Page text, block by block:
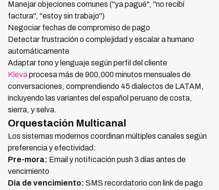
Manejar objeciones comunes ("ya pagué", "no recibí
factura", "estoy sin trabajo")
Negociar fechas de compromiso de pago
Detectar frustración o complejidad y escalar a humano
automáticamente
Adaptar tono y lenguaje según perfil del cliente
Klevaprocesa más de 900,000 minutos mensuales de
conversaciones, comprendiendo 45 dialectos de LATAM,
incluyendo las variantes del español peruano de costa,
sierra, y selva.
Orquestación Multicanal
Los sistemas modernos coordinan múltiples canales según
preferencia y efectividad:
Pre-mora: Email y notificación push 3 días antes de
vencimiento
Día de vencimiento: SMS recordatorio con link de pago